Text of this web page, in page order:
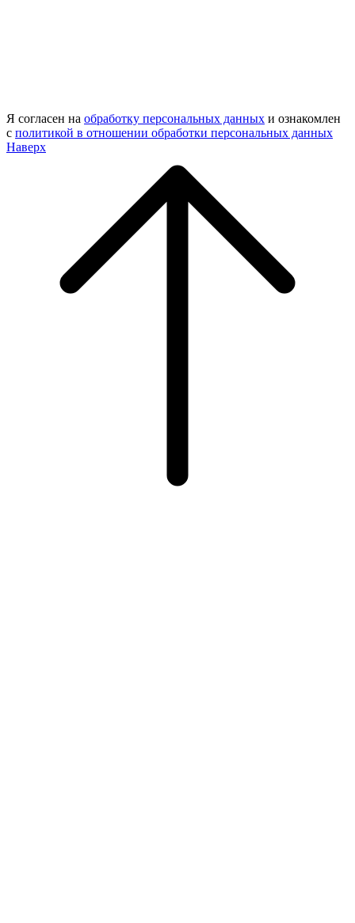
Я согласен на обработку персональных данных и ознакомлен
с политикой в отношении обработки персональных данных
Наверх